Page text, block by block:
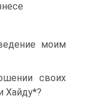
моим
своих
Хайду*?